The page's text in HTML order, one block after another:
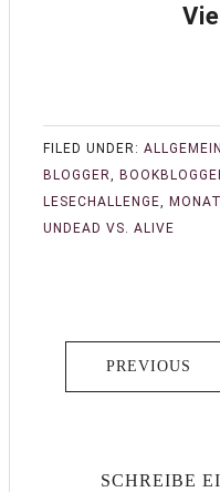
FILED UNDER: ALLGEMEIN
BLOGGER,
LESECHALLENGE,
UNDEAD VS. ALIVE
PREVIOUS
SCHREIBE